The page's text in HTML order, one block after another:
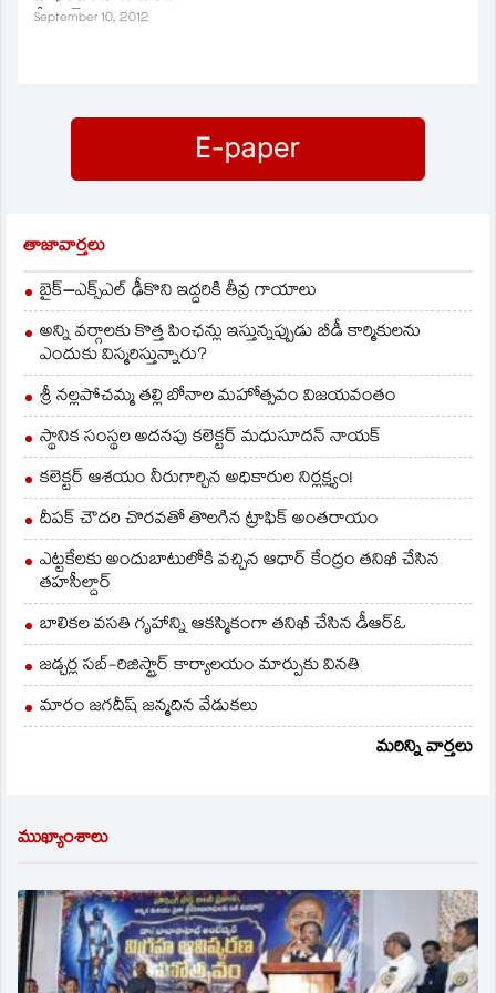
ప్లేయిర్‌ అజరెంకాపై 6-2,
September 10, 2012
తాజావార్తలు
బైక్‌–ఎక్స్‌ఎల్‌ ఢీకొని ఇద్దరికి తీవ్ర గాయాలు
అన్ని వర్గాలకు కొత్త పింఛన్లు ఇస్తున్నప్పుడు బీడీ కార్మికులను
ఎందుకు విస్మరిస్తున్నారు?
శ్రీ నల్లపోచమ్మ తల్లి బోనాల మహోత్సవం విజయవంతం
స్థానిక సంస్థల అదనపు కలెక్టర్ మధుసూదన్ నాయక్
కలెక్టర్ ఆశయం నీరుగార్చిన అధికారుల నిర్లక్ష్యం!
దీపక్ చౌదరి చొరవతో తొలగిన ట్రాఫిక్‌ అంతరాయం
ఎట్టకేలకు అందుబాటులోకి వచ్చిన ఆధార్ కేంద్రం తనిఖీ చేసిన
తహసీల్దార్
బాలికల వసతి గృహాన్ని ఆకస్మికంగా తనిఖీ చేసిన డీఆర్ఓ
జడ్చర్ల సబ్-రిజిస్ట్రార్ కార్యాలయం మార్పుకు వినతి
మారం జగదీష్ జన్మదిన వేడుకలు
మరిన్ని వార్తలు
ముఖ్యాంశాలు